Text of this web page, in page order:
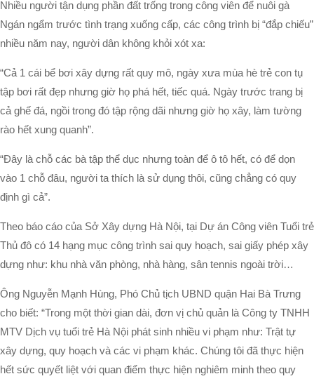
Nhiều người tận dụng phần đất trống trong công viên để nuôi gà
Ngán ngẩm trước tình trạng xuống cấp, các công trình bị “đắp chiếu”
nhiều năm nay, người dân không khỏi xót xa:
“Cả 1 cái bể bơi xây dựng rất quy mô, ngày xưa mùa hè trẻ con tụ
tập bơi rất đẹp nhưng giờ họ phá hết, tiếc quá. Ngày trước trang bị
cả ghế đá, ngồi trong đó tập rộng dãi nhưng giờ họ xây, làm tường
rào hết xung quanh”.
“Đây là chỗ các bà tập thể dục nhưng toàn để ô tô hết, có để dọn
vào 1 chỗ đâu, người ta thích là sử dụng thôi, cũng chẳng có quy
định gì cả”.
Theo báo cáo của Sở Xây dựng Hà Nội, tại Dự án Công viên Tuổi trẻ
Thủ đô có 14 hạng mục công trình sai quy hoạch, sai giấy phép xây
dựng như: khu nhà văn phòng, nhà hàng, sân tennis ngoài trời…
Ông Nguyễn Mạnh Hùng, Phó Chủ tịch UBND quận Hai Bà Trưng
cho biết: “Trong một thời gian dài, đơn vị chủ quản là Công ty TNHH
MTV Dịch vụ tuổi trẻ Hà Nội phát sinh nhiều vi phạm như: Trật tự
xây dựng, quy hoạch và các vi phạm khác. Chúng tôi đã thực hiện
hết sức quyết liệt với quan điểm thực hiện nghiêm minh theo quy